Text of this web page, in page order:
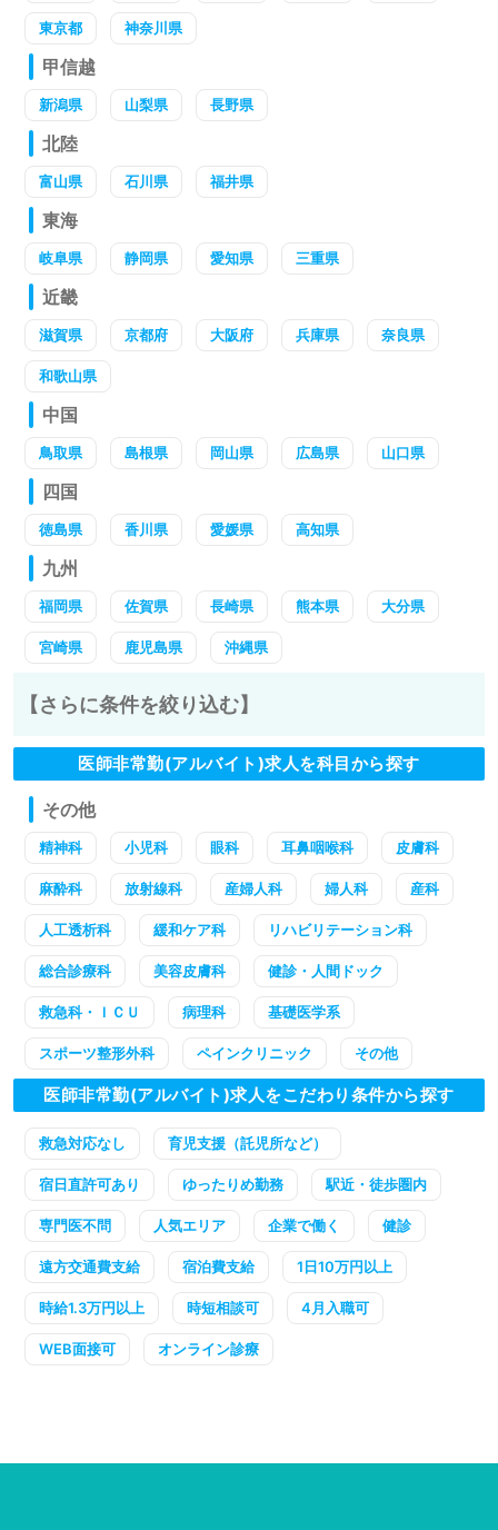
東京都 神奈川県
甲信越
新潟県 山梨県 長野県
北陸
富山県 石川県 福井県
東海
岐阜県 静岡県 愛知県 三重県
近畿
滋賀県 京都府 大阪府 兵庫県 奈良県
和歌山県
中国
鳥取県 島根県 岡山県 広島県 山口県
四国
徳島県 香川県 愛媛県 高知県
九州
福岡県 佐賀県 長崎県 熊本県 大分県
宮崎県 鹿児島県 沖縄県
【さらに条件を絞り込む】
医師非常勤(アルバイト)求人を科目から探す
その他
精神科 小児科 眼科 耳鼻咽喉科 皮膚科
麻酔科 放射線科 産婦人科 婦人科 産科
人工透析科 緩和ケア科 リハビリテーション科
総合診療科 美容皮膚科 健診・人間ドック
救急科・ＩＣＵ 病理科 基礎医学系
スポーツ整形外科 ペインクリニック その他
医師非常勤(アルバイト)求人をこだわり条件から探す
救急対応なし 育児支援（託児所など）
宿日直許可あり ゆったりめ勤務 駅近・徒歩圏内
専門医不問 人気エリア 企業で働く 健診
遠方交通費支給 宿泊費支給 1日10万円以上
時給1.3万円以上 時短相談可 4月入職可
WEB面接可 オンライン診療